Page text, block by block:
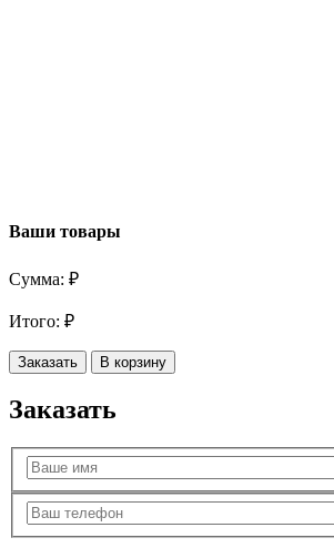
Ваши товары
Сумма: ₽
Итого: ₽
Заказать В корзину
Заказать